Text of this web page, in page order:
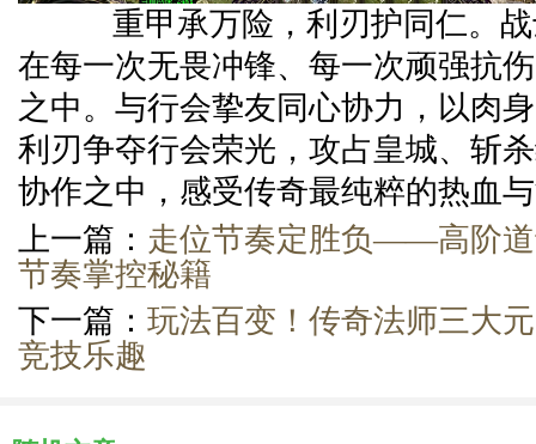
重甲承万险，利刃护同仁。战
在每一次无畏冲锋、每一次顽强抗
之中。与行会挚友同心协力，以肉
利刃争夺行会荣光，攻占皇城、斩
协作之中，感受传奇最纯粹的热血
上一篇： 走位节奏定胜负——高阶道
节奏掌控秘籍
下一篇： 玩法百变！传奇法师三大
竞技乐趣